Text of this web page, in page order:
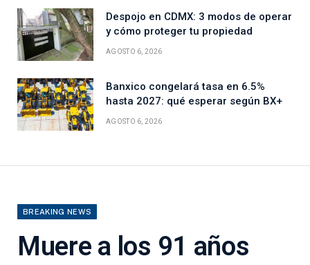
Despojo en CDMX: 3 modos de operar
y cómo proteger tu propiedad
AGOSTO 6, 2026
Banxico congelará tasa en 6.5%
hasta 2027: qué esperar según BX+
AGOSTO 6, 2026
BREAKING NEWS
Muere a los 91 años